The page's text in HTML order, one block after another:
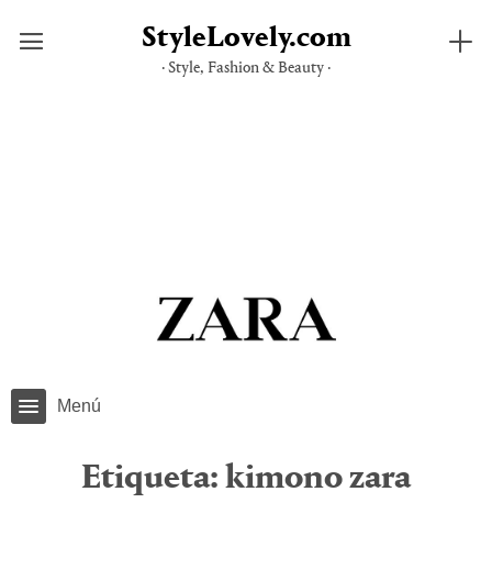
StyleLovely.com
· Style, Fashion & Beauty ·
Menú
Etiqueta: kimono zara